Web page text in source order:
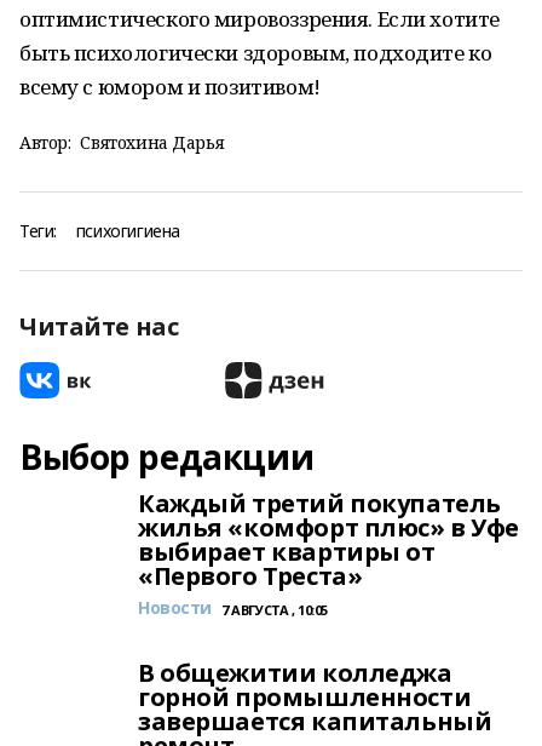
оптимистического мировоззрения. Если хотите
быть психологически здоровым, подходите ко
всему с юмором и позитивом!
Автор: Святохина Дарья
Теги: психогигиена
Читайте нас
Выбор редакции
Каждый третий покупатель
жилья «комфорт плюс» в Уфе
выбирает квартиры от
«Первого Треста»
Новости 7 АВГУСТА , 10:05
В общежитии колледжа
горной промышленности
завершается капитальный